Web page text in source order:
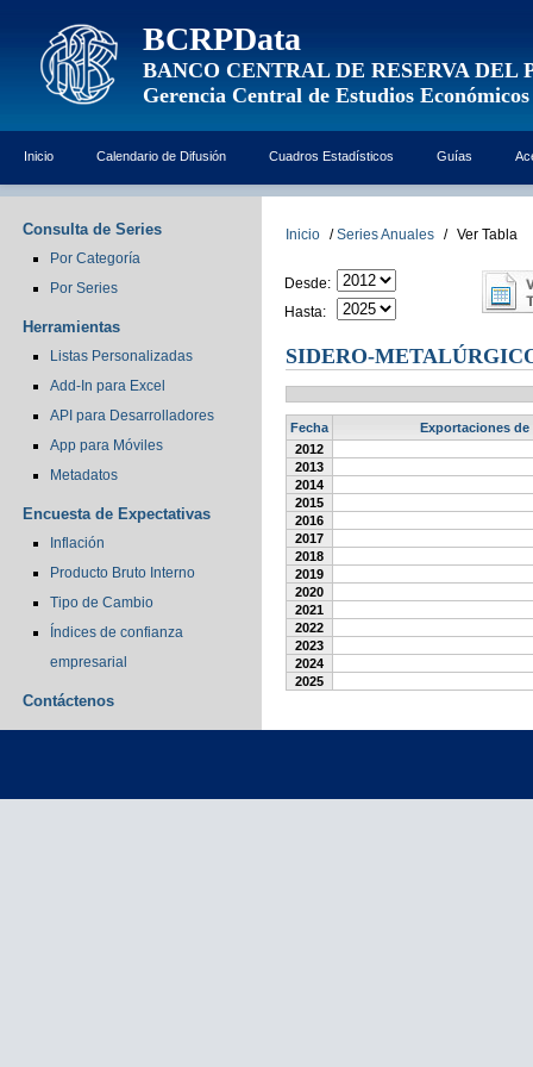
BCRPData
BANCO CENTRAL DE RESERVA DEL
Gerencia Central de Estudios Económicos
Inicio Calendario de Difusión Cuadros Estadísticos Guías
Consulta de Series
Por Categoría
Por Series
Herramientas
Listas Personalizadas
Add-In para Excel
API para Desarrolladores
App para Móviles
Metadatos
Encuesta de Expectativas
Inflación
Producto Bruto Interno
Tipo de Cambio
Índices de confianza
empresarial
Contáctenos
Inicio / Series Anuales / Ver Tabla
Desde:
Hasta:
SIDERO-
Fecha
Exportaciones
2012
2013
2014
2015
2016
2017
2018
2019
2020
2021
2022
2023
2024
2025